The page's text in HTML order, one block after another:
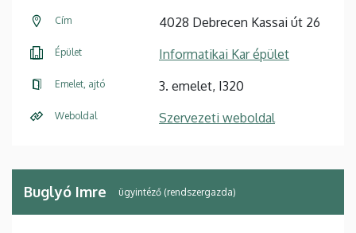
Cím 4028 Debrecen Kassai út 26
Épület Informatikai Kar épület
Emelet, ajtó 3. emelet, I320
Weboldal Szervezeti weboldal
Buglyó Imre ügyintéző (rendszergazda)